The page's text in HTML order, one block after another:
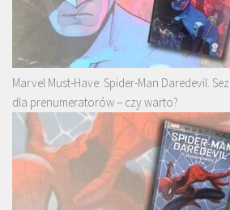
Marvel Must-Have: Spider-Man Daredevil.
dla prenumeratorów – czy warto?